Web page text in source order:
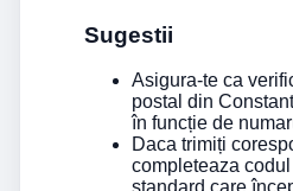
Sugestii
Asigura-te ca
postal din
în funcție de
Daca trimiți
completeaza codul